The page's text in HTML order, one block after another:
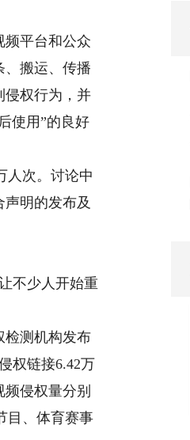
平台和公众
、搬运、传播
侵权行为，并
使用”的良好
次。讨论中
明的发布及
不少人开始重
测机构发布
权链接6.42万
侵权量分别
目、体育赛事